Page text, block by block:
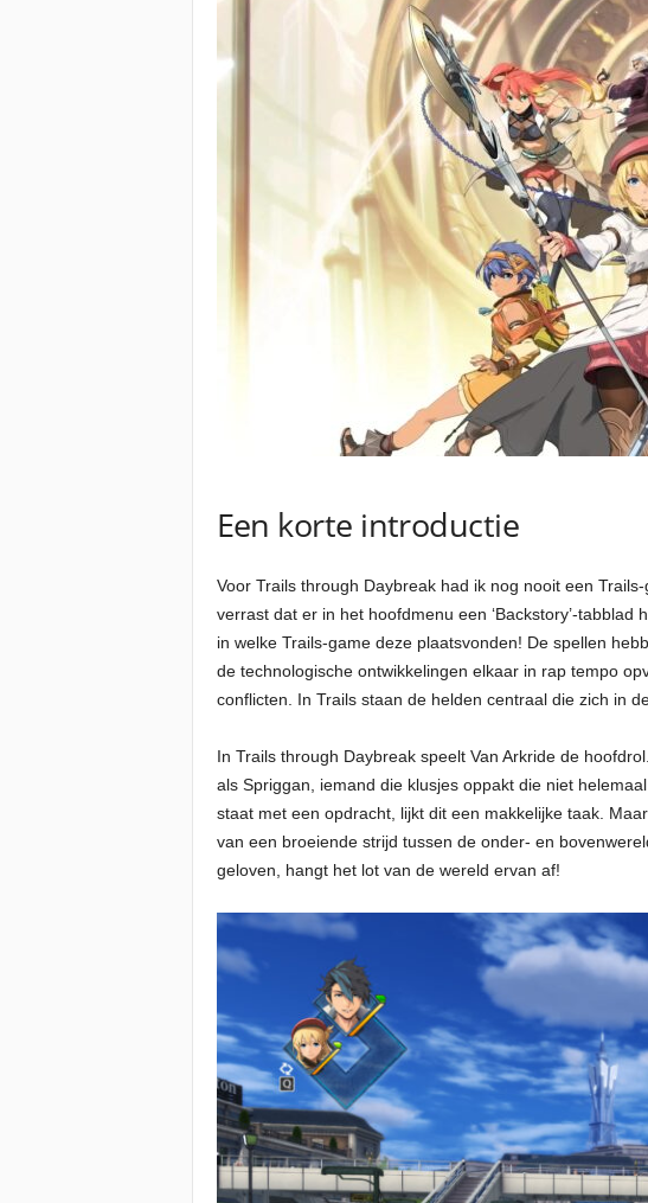
Een korte introductie
Voor Trails through Daybreak had ik nog nooit een
verrast dat er in het hoofdmenu een ‘Backstory’-
in welke Trails-game deze plaatsvonden! De spellen
de technologische ontwikkelingen elkaar in rap tempo
conflicten. In Trails staan de helden centraal die zich in
In Trails through Daybreak speelt Van Arkride de
als Spriggan, iemand die klusjes oppakt die niet
staat met een opdracht, lijkt dit een makkelijke taak.
van een broeiende strijd tussen de onder- en
geloven, hangt het lot van de wereld ervan af!